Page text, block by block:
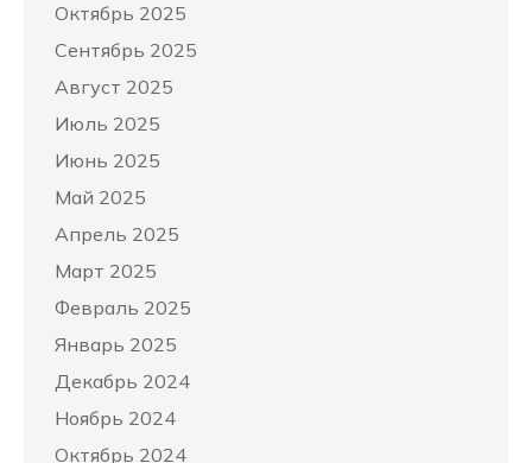
Октябрь 2025
Сентябрь 2025
Август 2025
Июль 2025
Июнь 2025
Май 2025
Апрель 2025
Март 2025
Февраль 2025
Январь 2025
Декабрь 2024
Ноябрь 2024
Октябрь 2024